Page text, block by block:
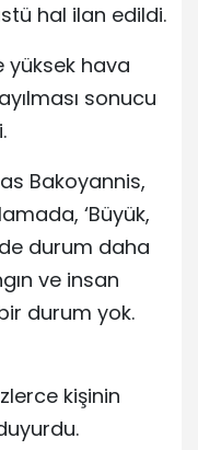
hal ilan edildi.
yüksek hava
sonucu
Bakoyannis,
‘Büyük,
durum daha
ve insan
durum yok.
kişinin